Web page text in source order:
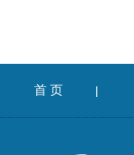
首 页 |